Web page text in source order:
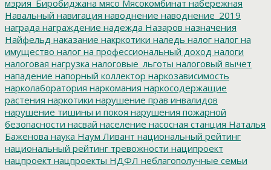
мэрия_Биробиджана мясо Мясокомбинат набережная
Навальный навигация наводнение наводнение_2019
награда награждение надежда Назаров назначения
Найфельд наказание накркотики наледь налог налог на
имущество налог на профессиональный доход налоги
налоговая нагрузка налоговые_льготы налоговый вычет
нападение напорный коллектор наркозависимость
нарколаборатория наркомания наркосодержащие
растения наркотики нарушение прав инвалидов
нарушение тишины и покоя нарушения пожарной
безопасности насвай население насосная станция Наталья
Баженова наука Наум Ливант национальный рейтинг
национальный рейтинг тревожности наципроект
нацпроект нацпроекты НДФЛ неблагополучные семьи